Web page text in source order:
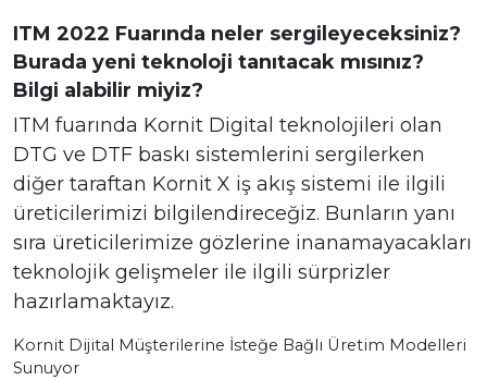
ITM 2022 Fuarında neler sergileyeceksiniz?
Burada yeni teknoloji tanıtacak mısınız?
Bilgi alabilir miyiz?
ITM fuarında Kornit Digital teknolojileri olan
DTG ve DTF baskı sistemlerini sergilerken
diğer taraftan Kornit X iş akış sistemi ile ilgili
üreticilerimizi bilgilendireceğiz. Bunların yanı
sıra üreticilerimize gözlerine inanamayacakları
teknolojik gelişmeler ile ilgili sürprizler
hazırlamaktayız.
Kornit Dijital Müşterilerine İsteğe Bağlı Üretim Modelleri
Sunuyor